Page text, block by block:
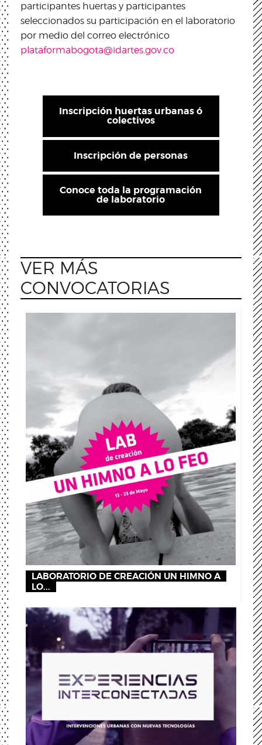
participantes huertas y participantes
seleccionados su participación en el laboratorio
por medio del correo electrónico
plataformabogota@idartes.gov.co
Inscripción huertas urbanas ó
colectivos
Inscripción de personas
Conoce toda la programación
de laboratorio
VER MÁS
CONVOCATORIAS
LABORATORIO DE CREACIÓN UN HIMNO A
LO...